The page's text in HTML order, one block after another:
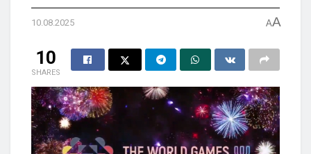
10.08.2025 AA
10
SHARES